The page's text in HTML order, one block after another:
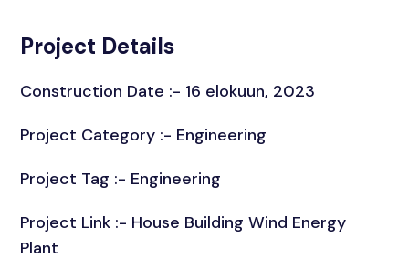
Project Details
Construction Date :- 16 elokuun, 2023
Project Category :- Engineering
Project Tag :- Engineering
Project Link :- House Building Wind Energy
Plant